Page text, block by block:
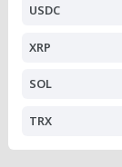
USDC
XRP
SOL
TRX